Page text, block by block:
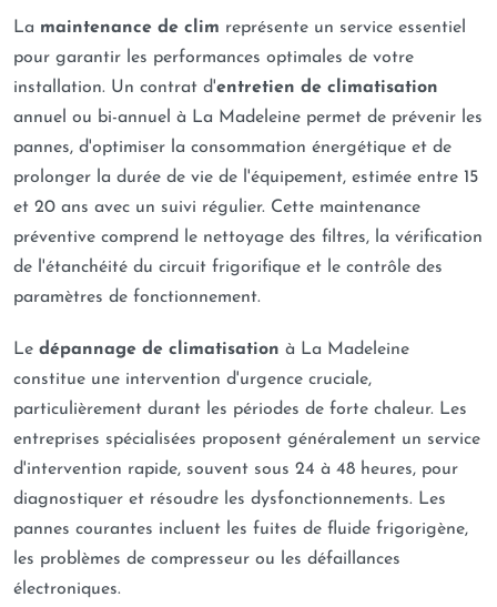
La maintenance de clim représente un service essentiel
pour garantir les performances optimales de votre
installation. Un contrat d'entretien de climatisation
annuel ou bi-annuel à La Madeleine permet de prévenir les
pannes, d'optimiser la consommation énergétique et de
prolonger la durée de vie de l'équipement, estimée entre 15
et 20 ans avec un suivi régulier. Cette maintenance
préventive comprend le nettoyage des filtres, la vérification
de l'étanchéité du circuit frigorifique et le contrôle des
paramètres de fonctionnement.
Le dépannage de climatisation à La Madeleine
constitue une intervention d'urgence cruciale,
particulièrement durant les périodes de forte chaleur. Les
entreprises spécialisées proposent généralement un service
d'intervention rapide, souvent sous 24 à 48 heures, pour
diagnostiquer et résoudre les dysfonctionnements. Les
pannes courantes incluent les fuites de fluide frigorigène,
les problèmes de compresseur ou les défaillances
électroniques.